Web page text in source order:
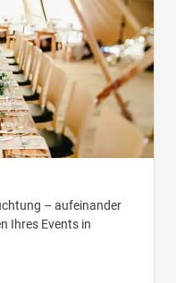
– aufeinander
Ihres Events in